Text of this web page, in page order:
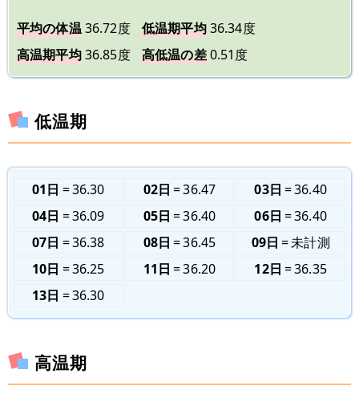
平均の体温36.72度 低温期平均36.34度
高温期平均36.85度 高低温の差0.51度
低温期
01日 36.30 02日 36.47 03日
36.40
04日
36.09 05日 36.40 06日
36.40
07日
36.38 08日 36.45 09日
未計測
10日
36.25 11日 36.20 12日
36.35
13日
36.30
高温期